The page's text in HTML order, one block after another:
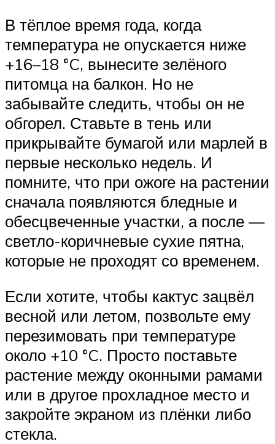
В тёплое время года, когда
температура не опускается ниже
+16–18 °C, вынесите зелёного
питомца на балкон. Но не
забывайте следить, чтобы он не
обгорел. Ставьте в тень или
прикрывайте бумагой или марлей в
первые несколько недель. И
помните, что при ожоге на растении
сначала появляются бледные и
обесцвеченные участки, а после —
светло-коричневые сухие пятна,
которые не проходят со временем.
Если хотите, чтобы кактус зацвёл
весной или летом, позвольте ему
перезимовать при температуре
около +10 °C. Просто поставьте
растение между оконными рамами
или в другое прохладное место и
закройте экраном из плёнки либо
стекла.